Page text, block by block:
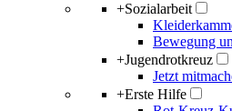
+Sozialarbeit
Bewegung
+Jugendrotkreuz
Jetzt
+Erste Hilfe